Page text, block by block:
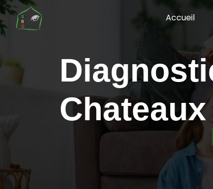
Accueil
Diagnostic Énergétique Lussac les
Chateaux
Panneau de gestion des cookies